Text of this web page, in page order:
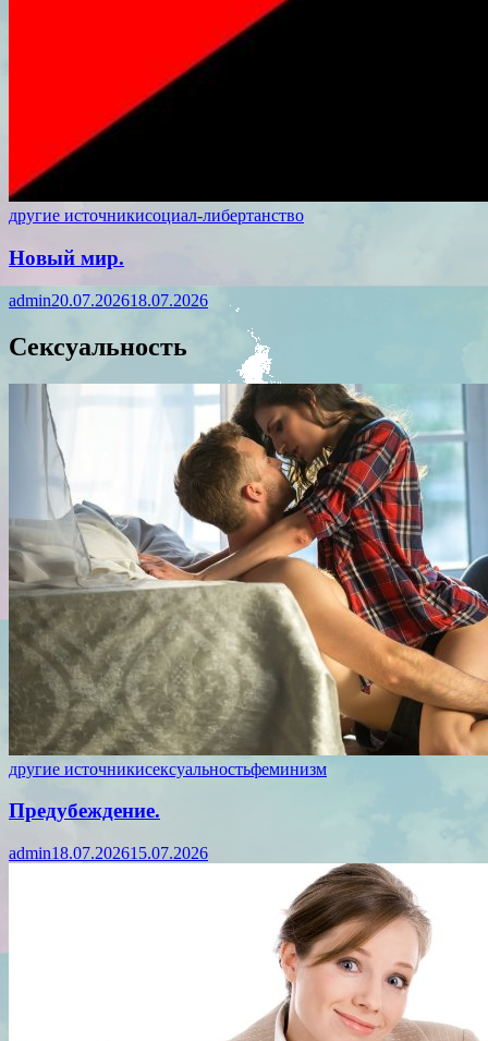
другие источникисоциал-либертанство
Новый мир.
admin20.07.202618.07.2026
Сексуальность
другие источникисексуальностьфеминизм
Предубеждение.
admin18.07.202615.07.2026